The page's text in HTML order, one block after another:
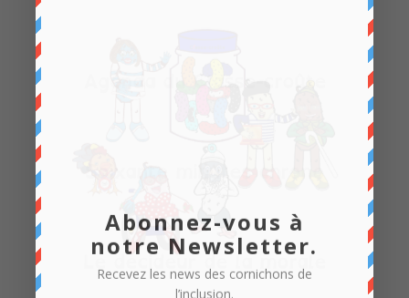
Le décideur de la morale
Abonnez-vous à
notre Newsletter.
Recevez les news des cornichons de
l’inclusion.